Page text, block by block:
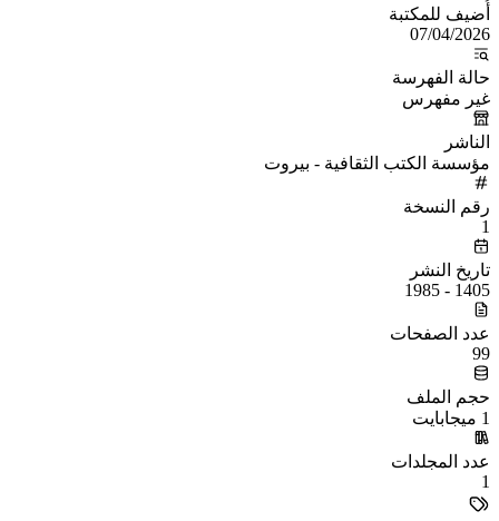
أُضيف للمكتبة
07/04/2026
حالة الفهرسة
غير مفهرس
الناشر
مؤسسة الكتب الثقافية - بيروت
رقم النسخة
1
تاريخ النشر
1405 - 1985
عدد الصفحات
99
حجم الملف
1 ميجابايت
عدد المجلدات
1